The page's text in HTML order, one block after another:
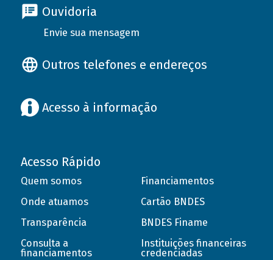
Ouvidoria
Envie sua mensagem
Outros telefones e endereços
Acesso à informação
Acesso Rápido
Quem somos
Onde atuamos
Transparência
Consulta a
financiamentos
Financiamentos
Cartão BNDES
BNDES Finame
Instituições financeiras
credenciadas